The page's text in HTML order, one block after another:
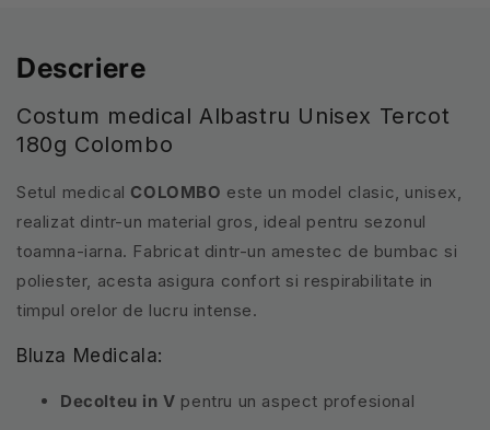
Descriere
Costum medical Albastru Unisex Tercot
180g Colombo
Setul medical COLOMBO este un model clasic, unisex,
realizat dintr-un material gros, ideal pentru sezonul
toamna-iarna. Fabricat dintr-un amestec de bumbac si
poliester, acesta asigura confort si respirabilitate in
timpul orelor de lucru intense.
Bluza Medicala:
Decolteu in V pentru un aspect profesional